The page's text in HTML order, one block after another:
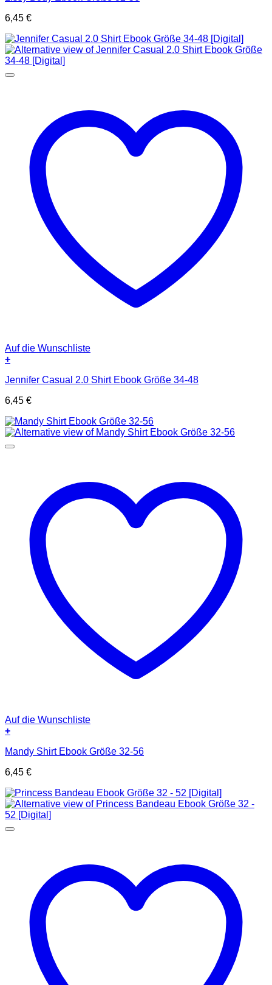
6,45 €
Auf die Wunschliste
+
Jennifer Casual 2.0 Shirt Ebook Größe 34-48
6,45 €
Auf die Wunschliste
+
Mandy Shirt Ebook Größe 32-56
6,45 €